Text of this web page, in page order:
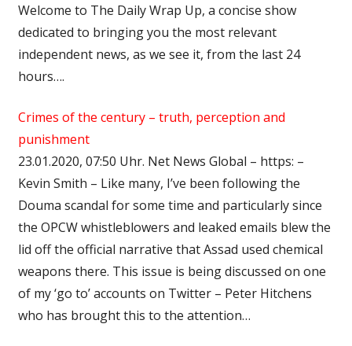
Welcome to The Daily Wrap Up, a concise show
dedicated to bringing you the most relevant
independent news, as we see it, from the last 24
hours….
Crimes of the century – truth, perception and
punishment
23.01.2020, 07:50 Uhr. Net News Global – https: –
Kevin Smith – Like many, I’ve been following the
Douma scandal for some time and particularly since
the OPCW whistleblowers and leaked emails blew the
lid off the official narrative that Assad used chemical
weapons there. This issue is being discussed on one
of my ‘go to’ accounts on Twitter – Peter Hitchens
who has brought this to the attention…